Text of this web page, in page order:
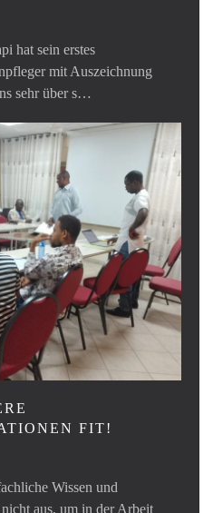
hat sein erstes
mit Auszeichnung
sehr über s…
FIT!
Wissen und
aus, um in der Arbeit